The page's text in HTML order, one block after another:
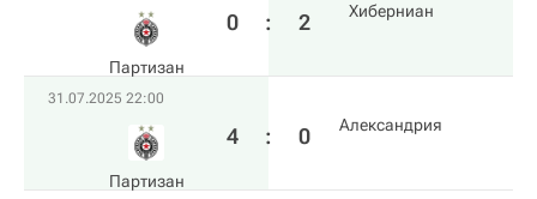
Партизан
0 : 2 Хиберниан
31.07.2025 22:00
Партизан
4 : 0 Александрия